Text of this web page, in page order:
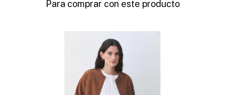
Para comprar con este producto